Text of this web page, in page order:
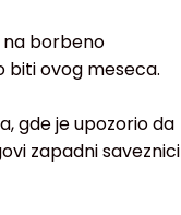
na borbeno
biti ovog meseca.
gde je upozorio da
zapadni saveznici